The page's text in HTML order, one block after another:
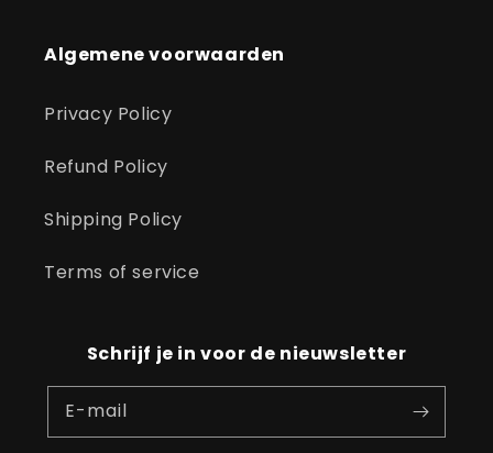
Algemene voorwaarden
Privacy Policy
Refund Policy
Shipping Policy
Terms of service
Schrijf je in voor de nieuwsletter
E-mail